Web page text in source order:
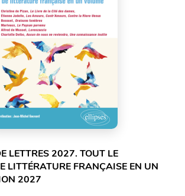
LETTRES 2027. TOUT LE
LITTÉRATURE FRANÇAISE EN UN
2027